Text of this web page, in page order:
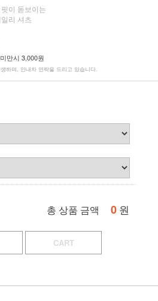
이 돋보이는
리 셔츠
만시 3,000원
하며, 안내차 연락을 드리고 있습니다.
총 상품 금액 0 원
CART